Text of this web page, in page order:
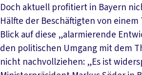
Doch aktuell profitiert in Bayern
Hälfte der Beschäftigten von
Blick auf diese „alarmierende
den politischen Umgang mit dem
nicht nachvollziehen: „Es ist